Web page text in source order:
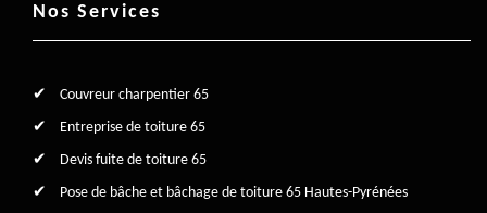
Nos Services
Couvreur charpentier 65
Entreprise de toiture 65
Devis fuite de toiture 65
Pose de bâche et bâchage de toiture 65 Hautes-Pyrénées